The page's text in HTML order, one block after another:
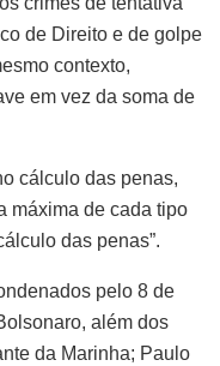
de Direito e de golpe
contexto,
em vez da soma de
cálculo das penas,
máxima de cada tipo
das penas”.
pelo 8 de
além dos
da Marinha; Paulo